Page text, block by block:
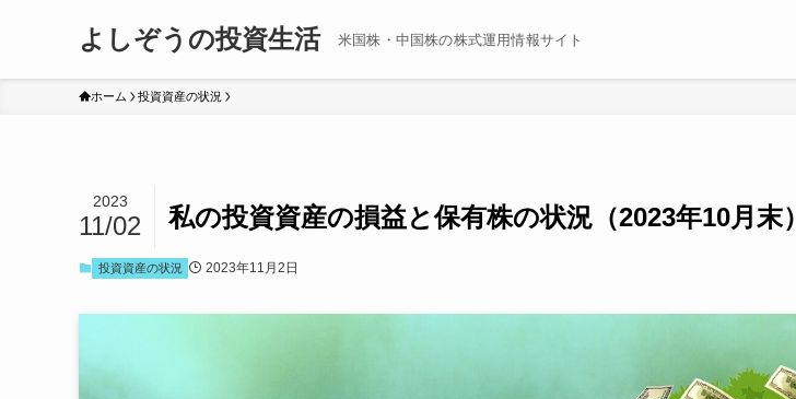
よしぞうの投資生活 米国株・中国株の株式運用情報サイト
ホーム 投資資産の状況
私の投資資産の損益と保有株の状況（2023年10月末）
2023
11/02
投資資産の状況 2023年11月2日